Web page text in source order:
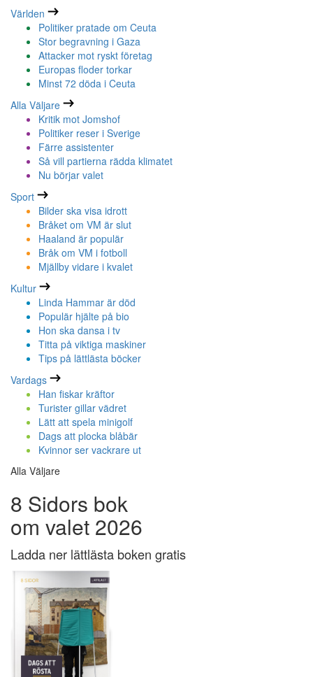
Världen
Politiker pratade om Ceuta
Stor begravning i Gaza
Attacker mot ryskt företag
Europas floder torkar
Minst 72 döda i Ceuta
Alla Väljare
Kritik mot Jomshof
Politiker reser i Sverige
Färre assistenter
Så vill partierna rädda klimatet
Nu börjar valet
Sport
Bilder ska visa idrott
Bråket om VM är slut
Haaland är populär
Bråk om VM i fotboll
Mjällby vidare i kvalet
Kultur
Linda Hammar är död
Populär hjälte på bio
Hon ska dansa i tv
Titta på viktiga maskiner
Tips på lättlästa böcker
Vardags
Han fiskar kräftor
Turister gillar vädret
Lätt att spela minigolf
Dags att plocka blåbär
Kvinnor ser vackrare ut
Alla Väljare
8 Sidors bok
om valet 2026
Ladda ner lättlästa boken gratis